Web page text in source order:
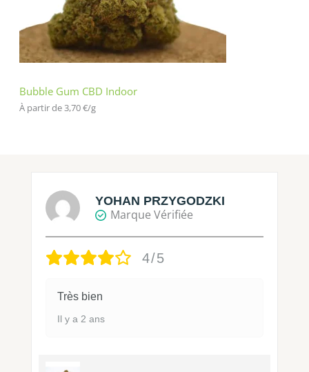
Bubble Gum CBD Indoor
À partir de 3,70€/g
YOHAN PRZYGODZKI
Marque Vérifiée
4/5
Très bien
Il y a 2 ans